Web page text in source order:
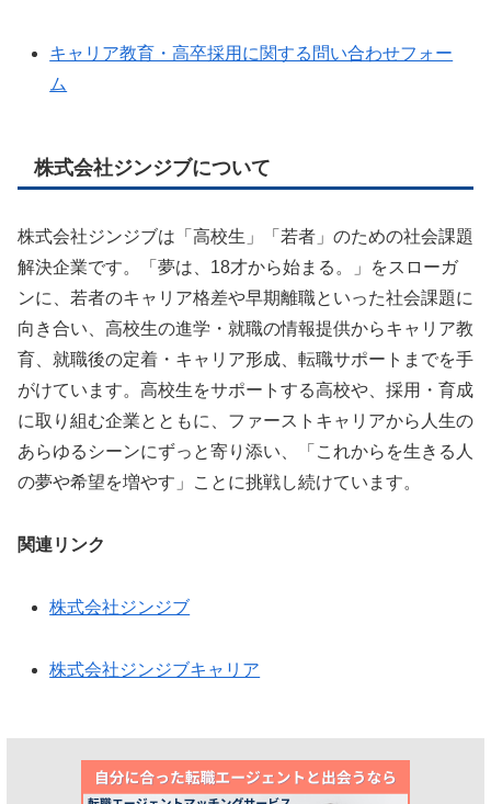
キャリア教育・高卒採用に関する問い合わせフォー
ム
株式会社ジンジブについて
株式会社ジンジブは「高校生」「若者」のための社会課題
解決企業です。「夢は、18才から始まる。」をスローガ
ンに、若者のキャリア格差や早期離職といった社会課題に
向き合い、高校生の進学・就職の情報提供からキャリア教
育、就職後の定着・キャリア形成、転職サポートまでを手
がけています。高校生をサポートする高校や、採用・育成
に取り組む企業とともに、ファーストキャリアから人生の
あらゆるシーンにずっと寄り添い、「これからを生きる人
の夢や希望を増やす」ことに挑戦し続けています。
関連リンク
株式会社ジンジブ
株式会社ジンジブキャリア